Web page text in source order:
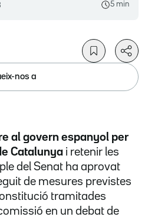
5 min
nos a
al govern espanyol per
Catalunya i retenir les
del Senat ha aprovat
de mesures previstes
tramitades
en un debat de